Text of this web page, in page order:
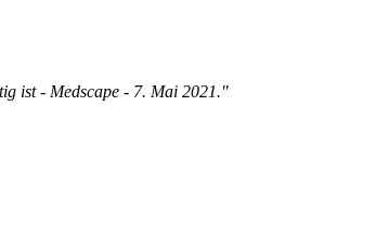
ist - Medscape - 7. Mai 2021."